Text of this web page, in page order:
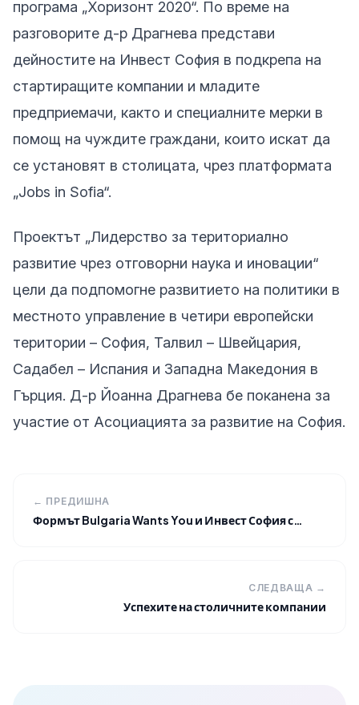
програма „Хоризонт 2020“. По време на
разговорите д-р Драгнева представи
дейностите на Инвест София в подкрепа на
стартиращите компании и младите
предприемачи, както и специалните мерки в
помощ на чуждите граждани, които искат да
се установят в столицата, чрез платформата
„Jobs in Sofia“.
Проектът „Лидерство за териториално
развитие чрез отговорни наука и иновации“
цели да подпомогне развитието на политики в
местното управление в четири европейски
територии – София, Талвил – Швейцария,
Садабел – Испания и Западна Македония в
Гърция. Д-р Йоанна Драгнева бе поканена за
участие от Асоциацията за развитие на София.
← ПРЕДИШНА
Формът Bulgaria Wants You и Инвест София с…
СЛЕДВАЩА →
Успехите на столичните компании